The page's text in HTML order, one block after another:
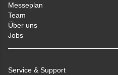
Messeplan
Team
Über uns
Jobs
Service & Support